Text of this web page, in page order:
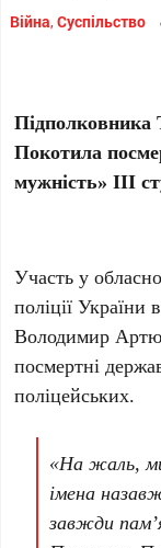
Війна,Суспільство
Підполковника
Покотила
мужність» ІІІ
Участь у
поліції
Володимир
посмертні
поліцейських.
«На жаль,
імена
завжди